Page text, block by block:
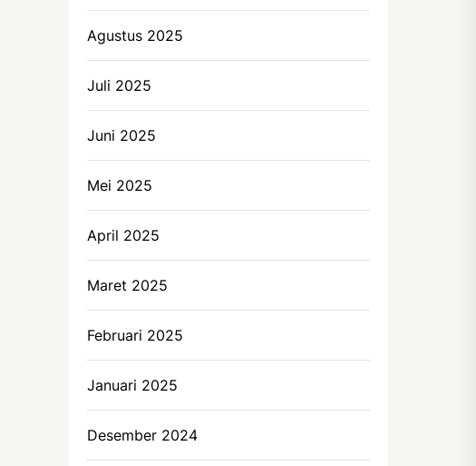
Agustus 2025
Juli 2025
Juni 2025
Mei 2025
April 2025
Maret 2025
Februari 2025
Januari 2025
Desember 2024